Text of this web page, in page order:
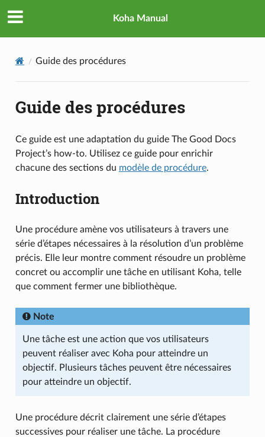
Koha Manual
Guide des procédures
Guide des procédures
Ce guide est une adaptation du guide The Good Docs
Project’s how-to. Utilisez ce guide pour enrichir
chacune des sections du modèle de procédure.
Introduction
Une procédure amène vos utilisateurs à travers une
série d’étapes nécessaires à la résolution d’un problème
précis. Elle leur montre comment résoudre un problème
concret ou accomplir une tâche en utilisant Koha, telle
que comment fermer une bibliothèque.
Note
Une tâche est une action que vos utilisateurs
peuvent réaliser avec Koha pour atteindre un
objectif. Plusieurs tâches peuvent être nécessaires
pour atteindre un objectif.
Une procédure décrit clairement une série d’étapes
successives pour réaliser une tâche. La procédure